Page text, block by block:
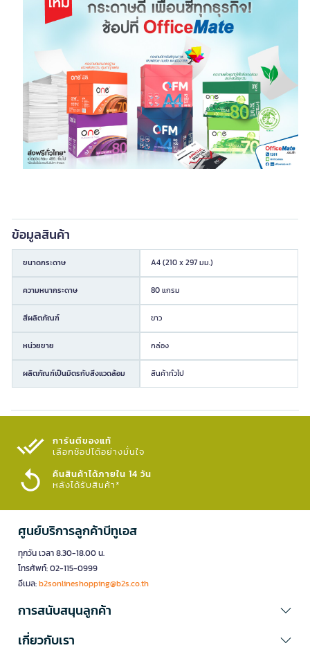
ข้อมูลสินค้า
ขนาดกระดาษ A4 (210 x 297 มม.)
ความหนากระดาษ 80 แกรม
สีผลิตภัณฑ์ ขาว
หน่วยขาย กล่อง
ผลิตภัณฑ์เป็นมิตรกับสิ่งแวดล้อม สินค้าทั่วไป
การันตีของแท้
เลือกช้อปได้อย่างมั่นใจ​
คืนสินค้าได้ภายใน 14 วัน
หลังได้รับสินค้า*
ศูนย์บริการลูกค้าบีทูเอส
ทุกวัน เวลา 8.30-18.00 น.
โทรศัพท์: 02-115-0999
อีเมล:b2sonlineshopping@b2s.co.th
การสนับสนุนลูกค้า
เกี่ยวกับเรา